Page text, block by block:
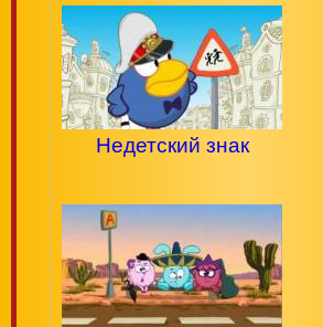
Недетский знак